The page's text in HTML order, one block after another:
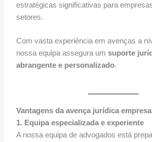
estratégicas significativas para
setores.
Com vasta experiência em avenças a
nossa equipa assegura um suporte
abrangente e personalizado.
Vantagens da avença jurídica
1. Equipa especializada e experiente
A nossa equipa de advogados está